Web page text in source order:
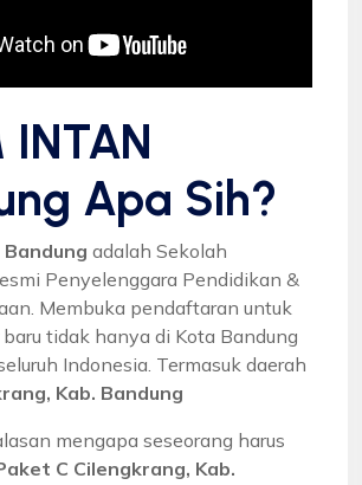
INTAN
Apa Sih?
Bandung adalah Sekolah
Penyelenggara Pendidikan &
Membuka pendaftaran untuk
tidak hanya di Kota Bandung
Indonesia. Termasuk daerah
Kab. Bandung
mengapa seseorang harus
C Cilengkrang, Kab.